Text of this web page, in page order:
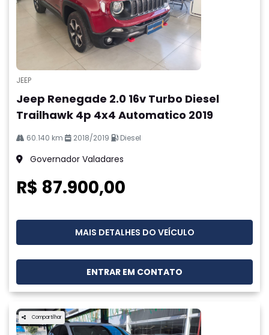
JEEP
Jeep Renegade 2.0 16v Turbo Diesel
Trailhawk 4p 4x4 Automatico 2019
60.140 km 2018/2019 Diesel
Governador Valadares
R$ 87.900,00
MAIS DETALHES DO VEÍCULO
ENTRAR EM CONTATO
Compartilhar